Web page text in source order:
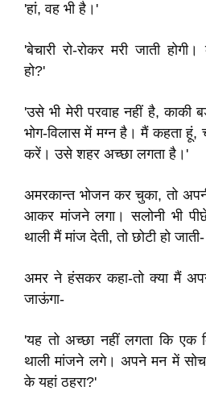
'हां, वह भी है।'
'बेचारी रो-रोकर मरी जाती
हो?'
'उसे भी मेरी परवाह नहीं है,
भोग-विलास में मग्न है। मैं कहता हूं,
करें। उसे शहर अच्छा लगता है।'
अमरकान्त भोजन कर चुका, तो
आकर मांजने लगा। सलोनी भी
थाली मैं मांज देती, तो छोटी हो जाती-
अमर ने हंसकर कहा-तो क्या मैं
जाऊंगा-
'यह तो अच्छा नहीं लगता कि एक
थाली मांजने लगे। अपने मन में
के यहां ठहरा?'